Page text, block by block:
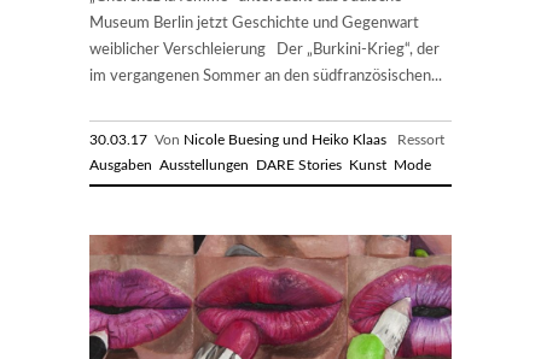
Museum Berlin jetzt Geschichte und Gegenwart
weiblicher Verschleierung Der „Burkini-Krieg“, der
im vergangenen Sommer an den südfranzösischen...
30.03.17 Von Nicole Buesing und Heiko Klaas Ressort
Ausgaben Ausstellungen DARE Stories Kunst Mode